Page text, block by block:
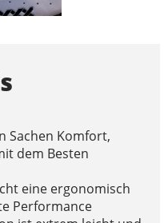
Sachen Komfort,
dem Besten
eine ergonomisch
Performance